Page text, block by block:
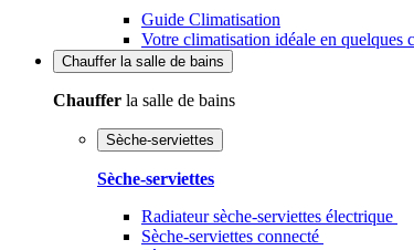
Guide Climatisation
Votre climatisation idéale en quelques
Chauffer la salle de bains
Chauffer la salle de bains
Sèche-serviettes
Sèche-serviettes
Radiateur sèche-serviettes électrique
Sèche-serviettes connecté